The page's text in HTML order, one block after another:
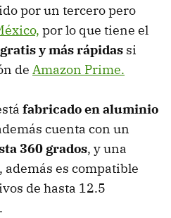
por un tercero pero
por lo que tiene el
y más rápidas si
de Amazon Prime.
fabricado en aluminio
cuenta con un
360 grados, y una
, además es compatible
de hasta 12.5